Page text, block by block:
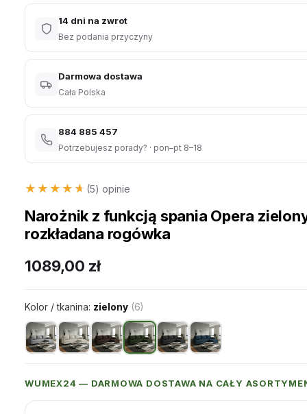
14 dni na zwrot
Bez podania przyczyny
Darmowa dostawa
Cała Polska
884 885 457
Potrzebujesz porady? · pon–pt 8–18
★★★★★
★★★★★ (5) opinie
Narożnik z funkcją spania Opera
rozkładana rogówka
1089,00 zł
Kolor / tkanina: zielony (6)
WUMEX24 — DARMOWA DOSTAWA NA CAŁY